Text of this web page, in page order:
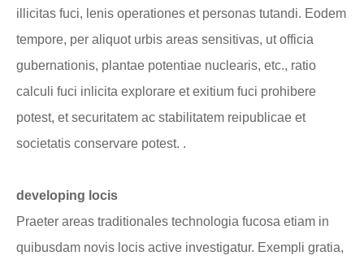
illicitas fuci, lenis operationes et personas tutandi. Eodem
tempore, per aliquot urbis areas sensitivas, ut officia
gubernationis, plantae potentiae nuclearis, etc., ratio
calculi fuci inlicita explorare et exitium fuci prohibere
potest, et securitatem ac stabilitatem reipublicae et
societatis conservare potest. .
developing locis
Praeter areas traditionales technologia fucosa etiam in
quibusdam novis locis active investigatur. Exempli gratia,